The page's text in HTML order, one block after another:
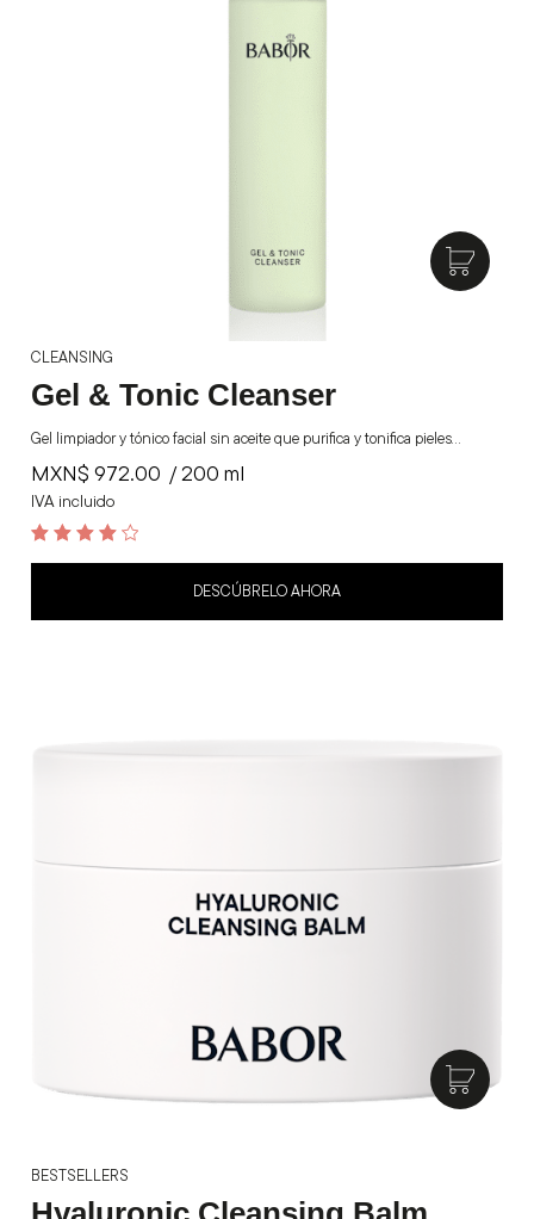
CLEANSING
Gel & Tonic Cleanser
Gel limpiador y tónico facial sin aceite que purifica y tonifica pieles…
MXN$ 972.00
IVA incluido
/ 200 ml
DESCÚBRELO AHORA
BESTSELLERS